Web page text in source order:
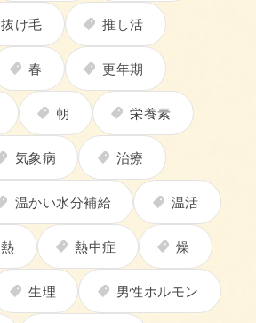
抜け毛 推し活
春 更年期
朝 栄養素
気象病 治療
温かい水分補給 温活
熱 熱中症 燥
生理 男性ホルモン